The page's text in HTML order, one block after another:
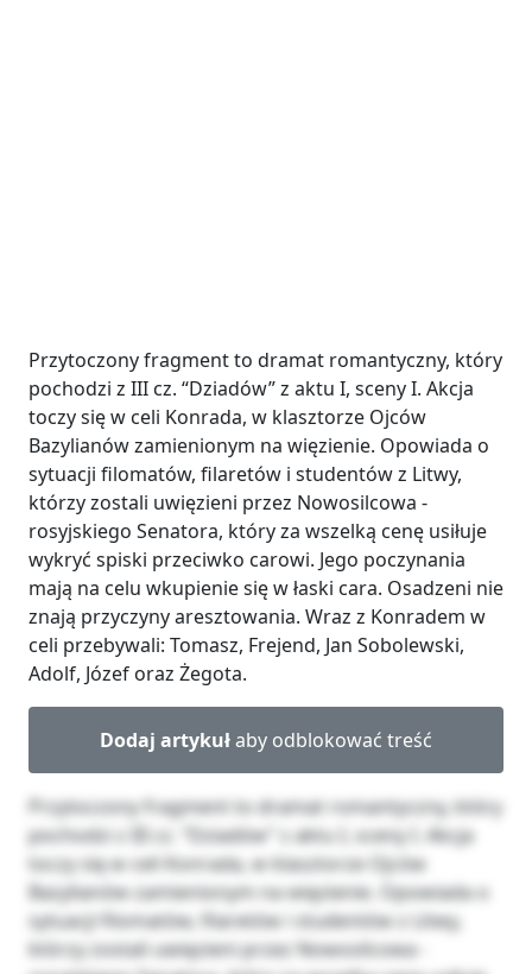
Przytoczony fragment to dramat romantyczny, który
pochodzi z III cz. “Dziadów” z aktu I, sceny I. Akcja
toczy się w celi Konrada, w klasztorze Ojców
Bazylianów zamienionym na więzienie. Opowiada o
sytuacji filomatów, filaretów i studentów z Litwy,
którzy zostali uwięzieni przez Nowosilcowa -
rosyjskiego Senatora, który za wszelką cenę usiłuje
wykryć spiski przeciwko carowi. Jego poczynania
mają na celu wkupienie się w łaski cara. Osadzeni nie
znają przyczyny aresztowania. Wraz z Konradem w
celi przebywali: Tomasz, Frejend, Jan Sobolewski,
Adolf, Józef oraz Żegota.
Dodaj artykułaby odblokować treść
Przytoczony fragment to dramat romantyczny, który
pochodzi z III cz. “Dziadów” z aktu I, sceny I. Akcja
toczy się w celi Konrada, w klasztorze Ojców
Bazylianów zamienionym na więzienie. Opowiada o
sytuacji filomatów, filaretów i studentów z Litwy,
którzy zostali uwięzieni przez Nowosilcowa -